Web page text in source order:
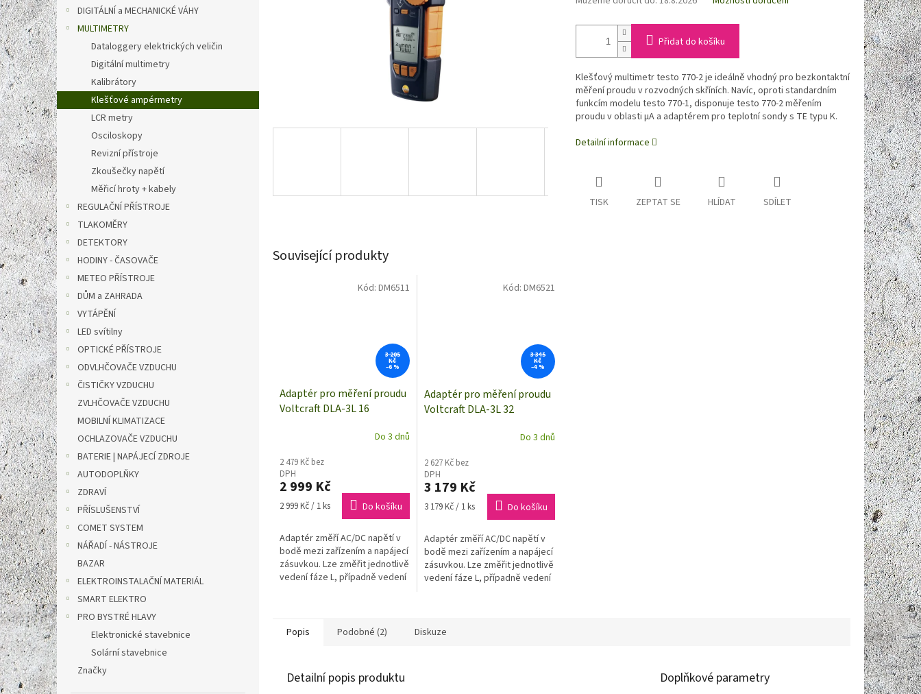
e
l
DIGITÁLNÍ a MECHANICKÉ VÁHY
MULTIMETRY
Dataloggery elektrických veličin
Digitální multimetry
Kalibrátory
Klešťové ampérmetry
LCR metry
Osciloskopy
Revizní přístroje
Zkoušečky napětí
Měřicí hroty + kabely
REGULAČNÍ PŘÍSTROJE
TLAKOMĚRY
DETEKTORY
HODINY - ČASOVAČE
METEO PŘÍSTROJE
DŮM a ZAHRADA
VYTÁPĚNÍ
LED svítilny
OPTICKÉ PŘÍSTROJE
ODVLHČOVAČE VZDUCHU
ČISTIČKY VZDUCHU
ZVLHČOVAČE VZDUCHU
MOBILNÍ KLIMATIZACE
OCHLAZOVAČE VZDUCHU
BATERIE | NAPÁJECÍ ZDROJE
AUTODOPLŇKY
ZDRAVÍ
PŘÍSLUŠENSTVÍ
COMET SYSTEM
NÁŘADÍ - NÁSTROJE
BAZAR
ELEKTROINSTALAČNÍ MATERIÁL
SMART ELEKTRO
PRO BYSTRÉ HLAVY
Elektronické stavebnice
Solární stavebnice
Značky
Přidat do košíku
Klešťový multimetr testo 770-2 je ideálně vhodný pro bezkontaktní
měření proudu v rozvodných skříních. Navíc, oproti standardním
funkcím modelu testo 770-1, disponuje testo 770-2 měřením
proudu v oblasti µA a adaptérem pro teplotní sondy s TE typu K.
Detailní informace
TISK ZEPTAT SE HLÍDAT SDÍLET
Související produkty
3 205
Kč
–6 %
Adaptér pro měření proudu
Voltcraft DLA-3L 16
Do 3 dnů
2 479 Kč bez
DPH
2 999 Kč
Měrná
2 999 Kč / 1 ks Do košíku
Adaptér změří AC/DC napětí v
bodě mezi zařízením a napájecí
zásuvkou. Lze změřit jednotlivě
vedení fáze L, případně vedení
Kód: DM6511
3 345
Kč
–4 %
Adaptér pro měření proudu
Voltcraft DLA-3L 32
Do 3 dnů
2 627 Kč bez
DPH
3 179 Kč
Měrná
3 179 Kč / 1 ks Do košíku
Adaptér změří AC/DC napětí v
bodě mezi zařízením a napájecí
zásuvkou. Lze změřit jednotlivě
vedení fáze L, případně vedení
Kód: DM6521
Popis Podobné (2) Diskuze
Detailní popis produktu Doplňkové parametry